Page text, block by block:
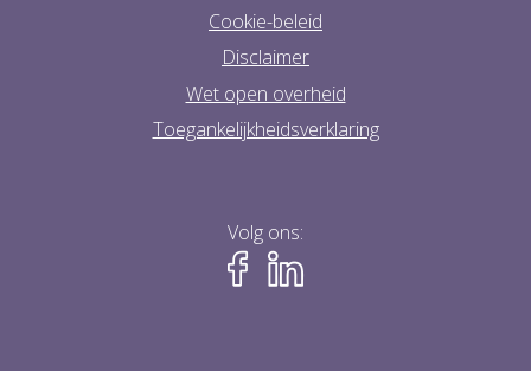
Cookie-beleid
Disclaimer
Wet open overheid
Toegankelijkheidsverklaring
Volg ons: